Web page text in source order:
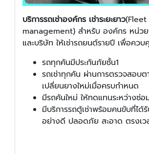
บริการรถเช่าองค์กร เช่าระยะยาว(Fleet
management) สำหรับ องค์กร หน่วย
และบริษัท ให้เช่ารถยนต์รายปี เพื่อควบ
รถทุกคันมีประกันภัยชั้น1
รถเช่าทุกคัน ผ่านการตรวจสอบต
เปลี่ยนยางใหม่เมื่อครบกำหนด
มีรถคันใหม่ ให้ทดแทนระหว่างซ่อ
มีบริการรถตู้เช่าพร้อมคนขับที่ได้
อย่างดี ปลอดภัย สะอาด ตรงเว